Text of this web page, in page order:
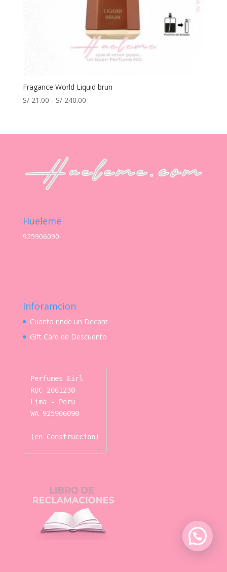
Fragance World Liquid brun
S/21.00 - S/240.00Rango
desde
hasta
S/ 240.00
Hueleme
925906090
Inforamcion
Cuanto rinde un Decant
Gift Card de Descuento
Perfumes Eirl
RUC 2061230
Lima - Peru
WA 925906090
(en Construccion)